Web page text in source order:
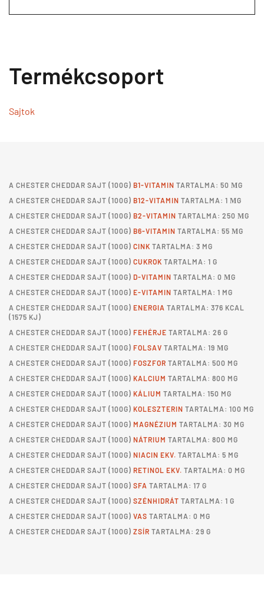
Termékcsoport
Sajtok
A CHESTER CHEDDAR SAJT (100G) B1-VITAMIN TARTALMA: 50 ΜG
A CHESTER CHEDDAR SAJT (100G) B12-VITAMIN TARTALMA: 1 ΜG
A CHESTER CHEDDAR SAJT (100G) B2-VITAMIN TARTALMA: 250 ΜG
A CHESTER CHEDDAR SAJT (100G) B6-VITAMIN TARTALMA: 55 ΜG
A CHESTER CHEDDAR SAJT (100G) CINK TARTALMA: 3 MG
A CHESTER CHEDDAR SAJT (100G) CUKROK TARTALMA: 1 G
A CHESTER CHEDDAR SAJT (100G) D-VITAMIN TARTALMA: 0 ΜG
A CHESTER CHEDDAR SAJT (100G) E-VITAMIN TARTALMA: 1 MG
A CHESTER CHEDDAR SAJT (100G) ENERGIA TARTALMA: 376 KCAL
(1575 KJ)
A CHESTER CHEDDAR SAJT (100G) FEHÉRJE TARTALMA: 26 G
A CHESTER CHEDDAR SAJT (100G) FOLSAV TARTALMA: 19 ΜG
A CHESTER CHEDDAR SAJT (100G) FOSZFOR TARTALMA: 500 MG
A CHESTER CHEDDAR SAJT (100G) KALCIUM TARTALMA: 800 MG
A CHESTER CHEDDAR SAJT (100G) KÁLIUM TARTALMA: 150 MG
A CHESTER CHEDDAR SAJT (100G) KOLESZTERIN TARTALMA: 100 MG
A CHESTER CHEDDAR SAJT (100G) MAGNÉZIUM TARTALMA: 30 MG
A CHESTER CHEDDAR SAJT (100G) NÁTRIUM TARTALMA: 800 MG
A CHESTER CHEDDAR SAJT (100G) NIACIN EKV. TARTALMA: 5 MG
A CHESTER CHEDDAR SAJT (100G) RETINOL EKV. TARTALMA: 0 MG
A CHESTER CHEDDAR SAJT (100G) SFA TARTALMA: 17 G
A CHESTER CHEDDAR SAJT (100G) SZÉNHIDRÁT TARTALMA: 1 G
A CHESTER CHEDDAR SAJT (100G) VAS TARTALMA: 0 MG
A CHESTER CHEDDAR SAJT (100G) ZSÍR TARTALMA: 29 G